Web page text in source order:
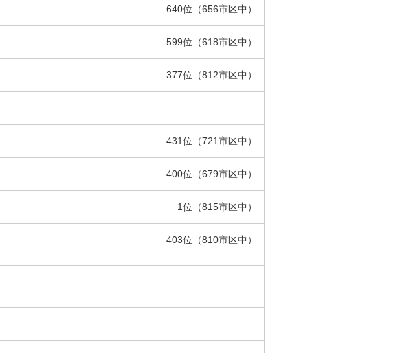
640位（656市区中）
599位（618市区中）
377位（812市区中）
431位（721市区中）
400位（679市区中）
1位（815市区中）
403位（810市区中）